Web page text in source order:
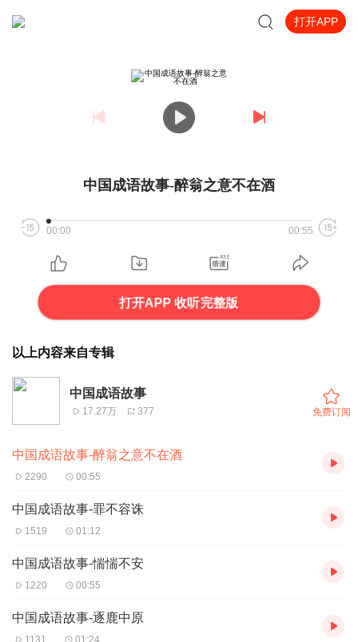
打开APP
中国成语故事-醉翁之意不在酒
00:00 00:55
打开APP 收听完整版
以上内容来自专辑
中国成语故事
17.27万 377 免费订阅
中国成语故事-醉翁之意不在酒
2290 00:55
中国成语故事-罪不容诛
1519 01:12
中国成语故事-惴惴不安
1220 00:55
中国成语故事-逐鹿中原
1131 01:24